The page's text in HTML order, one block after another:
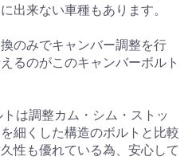
出来ない車種もあります。
のみでキャンバー調整を行
るのがこのキャンバーボルト
は調整カム・シム・ストッ
細くした構造のボルトと比較
性も優れている為、安心して